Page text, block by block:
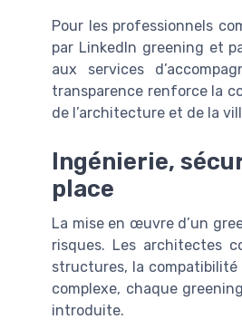
Pour les professionnels
par LinkedIn greening et
aux services
transparence renforce la
de l’architecture et de la
Ingénierie,
place
La mise en œuvre d’un
risques. Les architectes
structures, la
complexe, chaque
introduite.